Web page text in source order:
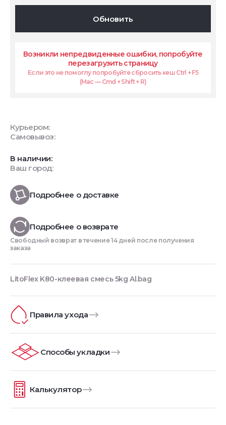
Обновить
Возникли непредвиденные ошибки, попробуйте
перезагрузить страницу
Если это не помоглу попробуйте сбросить кеш Ctrl + F5
(Mac — Cmd + Shift + R)
Курьером:
Самовывоз:
В наличии:
Ваш город:
Подробнее о доставке
Подробнее о возврате
Свободный возврат в течение 14 дней после получения
заказа
LitoFlex K80-клеевая смесь 5kg Al.bag
Правила ухода
Способы укладки
Калькулятор